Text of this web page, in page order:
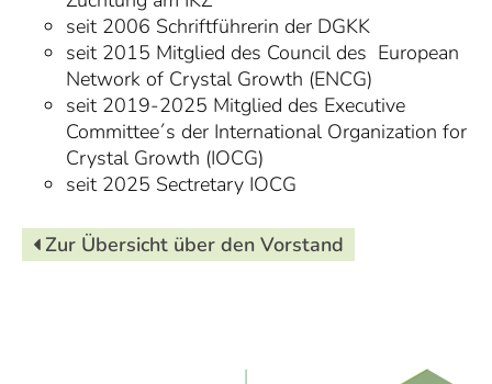
seit 2006 Schriftführerin der DGKK
seit 2015 Mitglied des Council des European
Network of Crystal Growth (ENCG)
seit 2019-2025 Mitglied des Executive
Committee´s der International Organization for
Crystal Growth (IOCG)
seit 2025 Sectretary IOCG
Zur Übersicht über den Vorstand